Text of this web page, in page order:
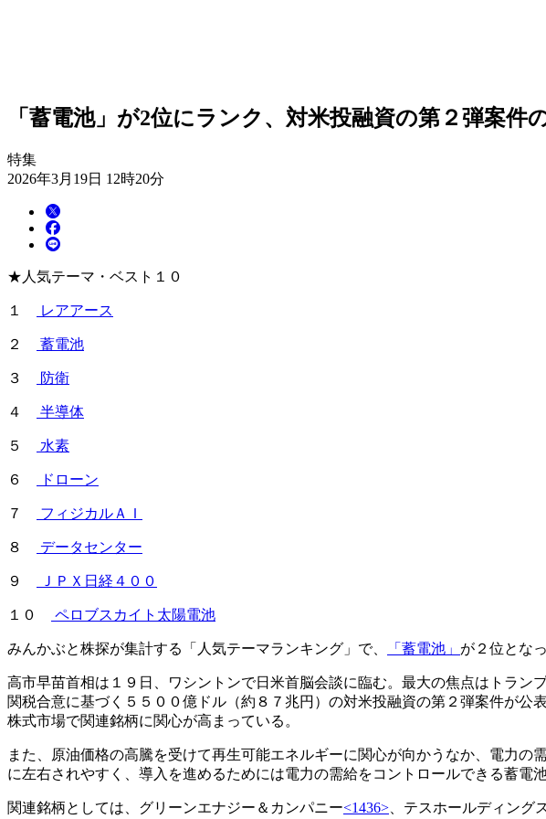
「蓄電池」が2位にランク、対米投融資の第２弾案件
特集
2026年3月19日 12時20分
★人気テーマ・ベスト１０
１ レアアース
２ 蓄電池
３ 防衛
４ 半導体
５ 水素
６ ドローン
７ フィジカルＡＩ
８ データセンター
９ ＪＰＸ日経４００
１０ ペロブスカイト太陽電池
みんかぶと株探が集計する「人気テーマランキング」で、 「蓄電池」 が２位とな
高市早苗首相は１９日、ワシントンで日米首脳会談に臨む。最大の焦点はトラ
関税合意に基づく５５００億ドル（約８７兆円）の対米投融資の第２弾案件が
株式市場で関連銘柄に関心が高まっている。
また、原油価格の高騰を受けて再生可能エネルギーに関心が向かうなか、電力
に左右されやすく、導入を進めるためには電力の需給をコントロールできる蓄電
関連銘柄としては、グリーンエナジー＆カンパニー<1436> 、テスホールディング